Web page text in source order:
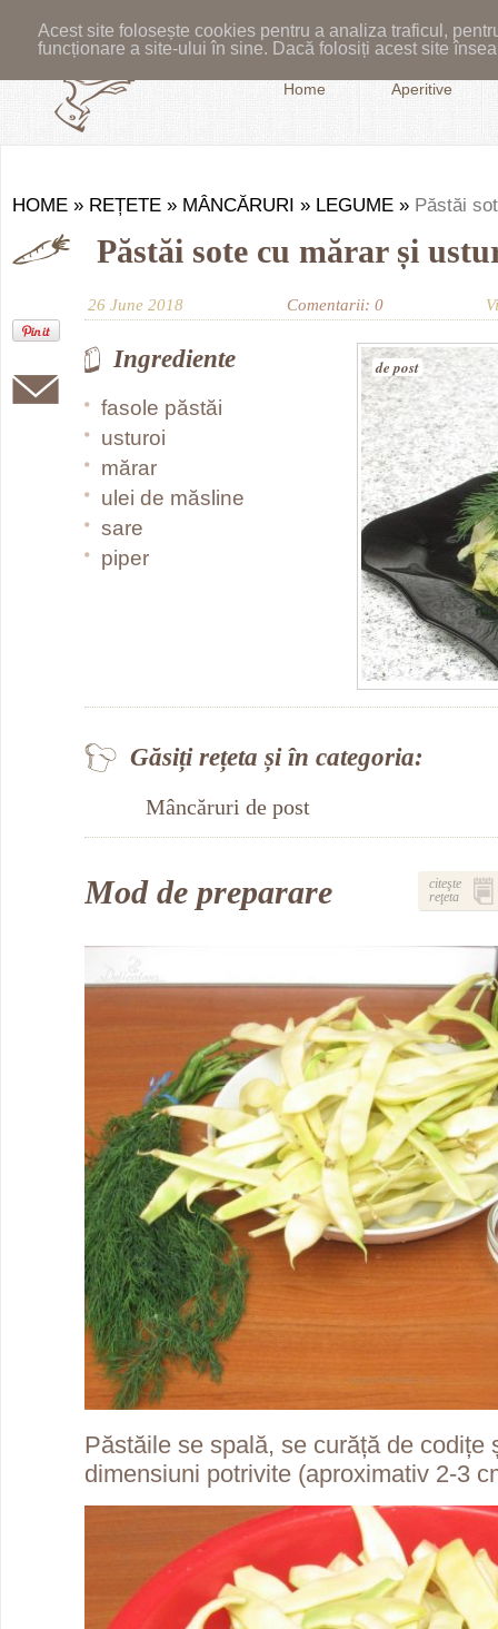
Acest site folosește cookies pentru a analiza traficul,
funcționare a site-ului în sine. Dacă folosiți acest site
Home Aperitive
HOME » REȚETE » MÂNCĂRURI » LEGUME » Păstăi
Păstăi sote cu mărar și
26 June 2018 Comentarii: 0
de post
Ingrediente
fasole păstăi
usturoi
mărar
ulei de măsline
sare
piper
Găsiți rețeta și în categoria:
Mâncăruri de post
Mod de preparare
citeşte
reţeta
Păstăile se spală, se curăță de codițe
dimensiuni potrivite (aproximativ 2-3